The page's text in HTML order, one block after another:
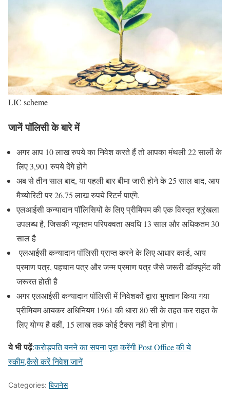
LIC scheme
जानें पॉलिसी के बारे में
अगर आप 10 लाख रुपये का निवेश करते हैं तो आपका मंथली 22 सालों के
लिए 3,901 रुपये देंगे होंगे
अब से तीन साल बाद, या पहली बार बीमा जारी होने के 25 साल बाद, आप
मैच्योरिटी पर 26.75 लाख रुपये रिटर्न पाएंगे.
एलआईसी कन्यादान पॉलिसियों के लिए प्रीमियम की एक विस्तृत श्रृंखला
उपलब्ध है, जिसकी न्यूनतम परिपक्वता अवधि 13 साल और अधिकतम 30
साल है
एलआईसी कन्यादान पॉलिसी प्राप्त करने के लिए आधार कार्ड, आय
प्रमाण पत्र, पहचान पत्र और जन्म प्रमाण पत्र जैसे जरूरी डॉक्यूमेंट की
जरूरत होती है
अगर एलआईसी कन्यादान पॉलिसी में निवेशकों द्वारा भुगतान किया गया
प्रीमियम आयकर अधिनियम 1961 की धारा 80 सी के तहत कर राहत के
लिए योग्य है वहीं, 15 लाख तक कोई टैक्स नहीं देना होगा।
ये भी पढ़ें:करोड़पति बनने का सपना पूरा करेंगी Post Office की ये
स्कीम,कैसे करें निवेश जानें
Categories: बिजनेस